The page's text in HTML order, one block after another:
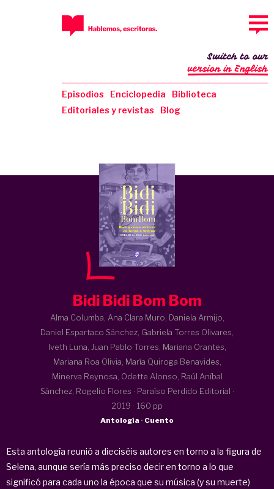
Episodios Enciclopedia
Biblioteca
Editoriales y revistas
Blog
Switch to our
version in English
Bidi Bidi Bom Bom
Alma Columba, Ana Clara Muro, Daniela Armijo,
Daniel Espartaco Sánchez, Gabriela Torres Olivares,
Iveth Luna, Juan Pablo Torres, Mariana Orantes,
Mariana Roa Olivia, María Quiroga Benavides,
Minerva Reynosa, Odette Alonso, Raúl Aníbal
Sánchez, Rogelio Flores · Paraíso Perdido Editorial ·
2019 · 160 pp
Antología · Cuento
Esta antología reunió a dieciséis autores en torno a la figura de
Selena, aunque sería más preciso decir en torno a lo que
significó para cada uno la época que su música (y su muerte)